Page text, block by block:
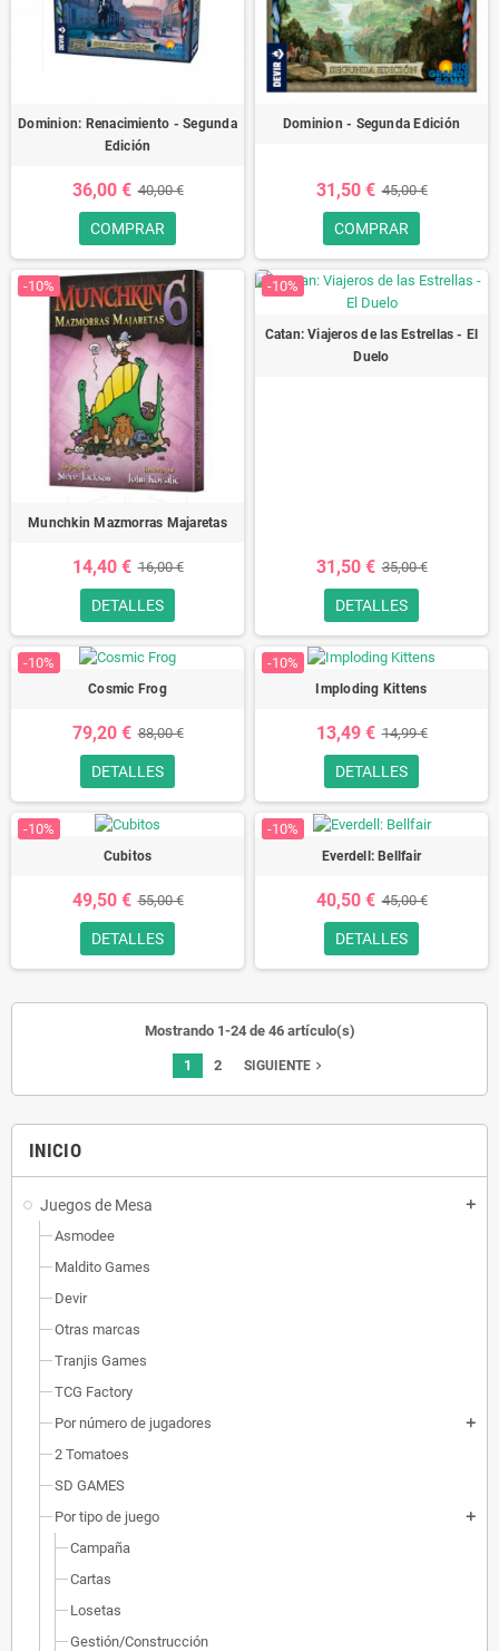
INICIO
Juegos de Mesa add
Asmodee
Maldito Games
Devir
Otras marcas
Tranjis Games
TCG Factory
Por número de jugadores
add
2 Tomatoes
SD GAMES
Por tipo de juego
add
Campaña
Cartas
Losetas
Gestión/Construcción
Dominion: Renacimiento - Segunda
Edición
36,00 € 40,00 €
COMPRAR
Dominion - Segunda Edición
31,50 € 45,00 €
COMPRAR
-10%
Munchkin Mazmorras Majaretas
14,40 € 16,00 €
DETALLES
-10%
Catan: Viajeros de las Estrellas - El
Duelo
31,50 € 35,00 €
DETALLES
-10%
Cosmic Frog
79,20 € 88,00 €
DETALLES
-10%
Imploding Kittens
13,49 € 14,99 €
DETALLES
-10%
Cubitos
49,50 € 55,00 €
DETALLES
-10%
Everdell: Bellfair
40,50 € 45,00 €
DETALLES
Mostrando 1-24 de 46 artículo(s)
1 2 SIGUIENTE navigate_next